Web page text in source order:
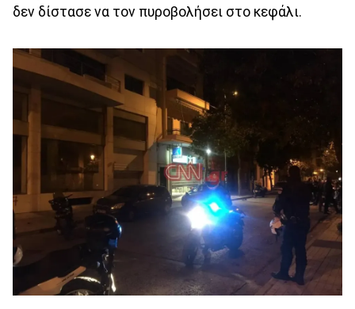
δεν δίστασε να τον πυροβολήσει στο κεφάλι.